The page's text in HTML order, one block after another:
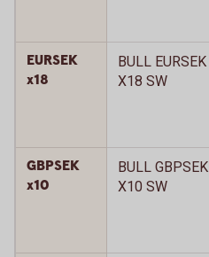
EURSEK
x18
BULL EURSEK
X18 SW
GBPSEK
x10
BULL GBPSEK
X10 SW